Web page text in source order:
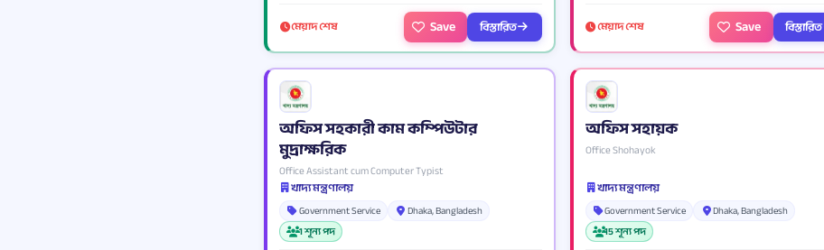
মেয়াদ শেষ Save বিস্তারিত মেয়াদ শেষ Save বিস্তারিত
অফিস সহকারী কাম কম্পিউটার
মুদ্রাক্ষরিক
Office Assistant cum Computer Typist
খাদ্য মন্ত্রণালয়
Government Service
Dhaka, Bangladesh
1 শূন্য পদ
অফিস সহায়ক
Office Shohayok
খাদ্য মন্ত্রণালয়
Government Service
Dhaka, Bangladesh
15 শূন্য পদ